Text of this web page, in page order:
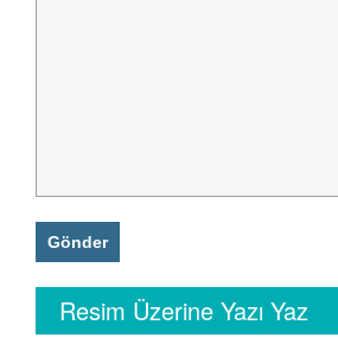
Resim Üzerine Yazı Yaz